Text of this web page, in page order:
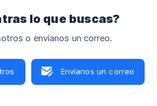
lo que buscas?
o envíanos un correo.
Envíanos un correo